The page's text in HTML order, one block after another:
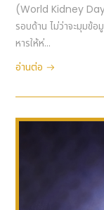
(World Kidney Day
รอบด้าน ไม่ว่าจะมุมข้อ
หารให้ห่...
อ่านต่อ